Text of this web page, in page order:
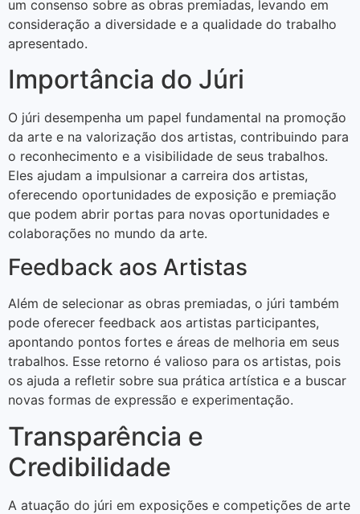
um consenso sobre as obras premiadas, levando em
consideração a diversidade e a qualidade do trabalho
apresentado.
Importância do Júri
O júri desempenha um papel fundamental na promoção
da arte e na valorização dos artistas, contribuindo para
o reconhecimento e a visibilidade de seus trabalhos.
Eles ajudam a impulsionar a carreira dos artistas,
oferecendo oportunidades de exposição e premiação
que podem abrir portas para novas oportunidades e
colaborações no mundo da arte.
Feedback aos Artistas
Além de selecionar as obras premiadas, o júri também
pode oferecer feedback aos artistas participantes,
apontando pontos fortes e áreas de melhoria em seus
trabalhos. Esse retorno é valioso para os artistas, pois
os ajuda a refletir sobre sua prática artística e a buscar
novas formas de expressão e experimentação.
Transparência e
Credibilidade
A atuação do júri em exposições e competições de arte